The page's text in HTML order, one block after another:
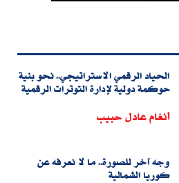
الحياد الرقمي الاستراتيجي.. نحو بنية
حوكمة دولية لإدارة التوترات الرقمية
أنغام عادل حبيب
وجه آخر للصورة.. ما لا نعرفه عن
كوريا الشمالية